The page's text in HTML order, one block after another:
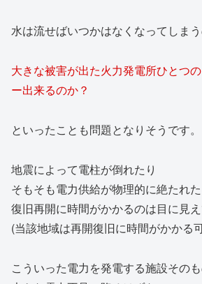
水は流せばいつかはなくなってしま
大きな被害が出た火力発電所ひとつ
ー出来るのか？
といったことも問題となりそうです。
地震によって電柱が倒れたり
そもそも電力供給が物理的に絶たれ
復旧再開に時間がかかるのは目に見
(当該地域は再開復旧に時間がかかる
こういった電力を発電する施設その